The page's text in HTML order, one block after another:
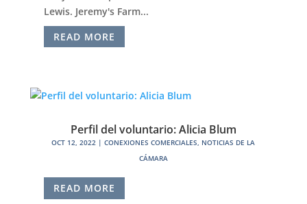
Lewis. Jeremy's Farm...
READ MORE
Perfil del voluntario: Alicia Blum
OCT 12, 2022 |CONEXIONES COMERCIALES, NOTICIAS DE LA
CÁMARA
READ MORE